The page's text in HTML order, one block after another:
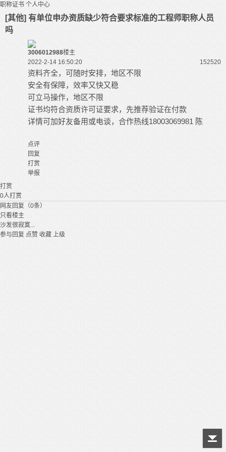
职称证书 个人中心
[其他] 有单位申办资质缺少符合要求标准的工程师职称人员
吗
3006012988楼主
2022-2-14 16:50:20
152520
资料齐全，可随时安排，地区不限
安全有保障，效率又快又稳
可立马操作，地区不限
证书均符合资质许可证要求，先推荐验证在付款
详情可加好友备用或电谈，合作热线18003069981 陈
点评
回复
打赏
举报
打赏
0人打赏
网友回复（0条）
只看楼主
沙发很寂寞...
参与回复 点赞 收藏 上级